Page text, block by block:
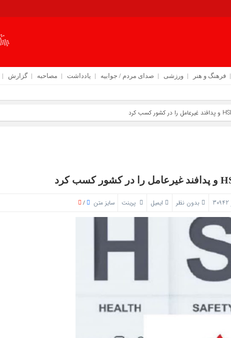
فرهنگ و هنر ورزشی صدای مردم / جوابیه یادداشت مصاحبه گزارش
بدون نظر ایمیل پرینت سایز متن /